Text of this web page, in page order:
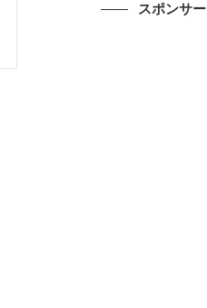
スポンサー